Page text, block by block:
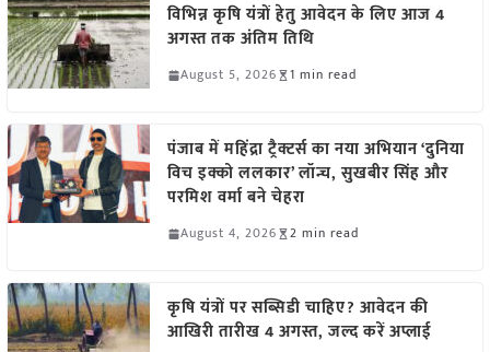
विभिन्न कृषि यंत्रों हेतु आवेदन के लिए आज 4
अगस्त तक अंतिम तिथि
August 5, 2026 1 min read
पंजाब में महिंद्रा ट्रैक्टर्स का नया अभियान ‘दुनिया
विच इक्को ललकार’ लॉन्च, सुखबीर सिंह और
परमिश वर्मा बने चेहरा
August 4, 2026 2 min read
कृषि यंत्रों पर सब्सिडी चाहिए? आवेदन की
आखिरी तारीख 4 अगस्त, जल्द करें अप्लाई